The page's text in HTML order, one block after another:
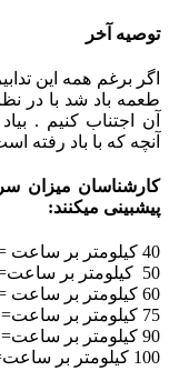
توصیه آخر
اگر برغم همه این
طعمه باد شد با در
آن اجتناب کنیم .
آنچه که با باد رفته
کارشناسان میزان
پیشبینی میکنند:
40 کیلومتر بر ساعت = شنیدن صدای وزش باد
50 کیلومتر بر ساعت= شنیدن صدای صوت باد
60 کیلومتر بر ساعت = مقاومت در مقابل باد هنگام راه رفتن
75 کیلومتر بر ساعت= مانع شدن باد از راه رفتن
90 کیلومتر بر ساعت= دشواری حفظ تعادل
100 کیلومتر بر ساعت= جابجایی فرد توسط باد